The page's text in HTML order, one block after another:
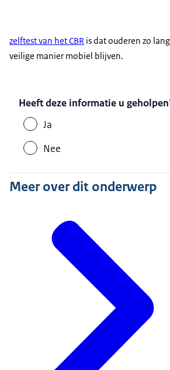
zelftest van het CBR is dat ouderen zo
veilige manier mobiel blijven.
Heeft deze informatie u
Ja
Nee
Meer over dit onderwerp